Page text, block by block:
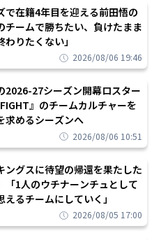
で在籍4年目を迎える前田悟の
チームで勝ちたい、負けたまま
りたくない」
2026/08/06 19:46
2026-27シーズン開幕ロスター
』のチームカルチャーを
求めるシーズンへ
2026/08/06 10:51
ングスに待望の帰還を果たした
「1人のウチナーンチュとして
るチームにしていく」
2026/08/05 17:00